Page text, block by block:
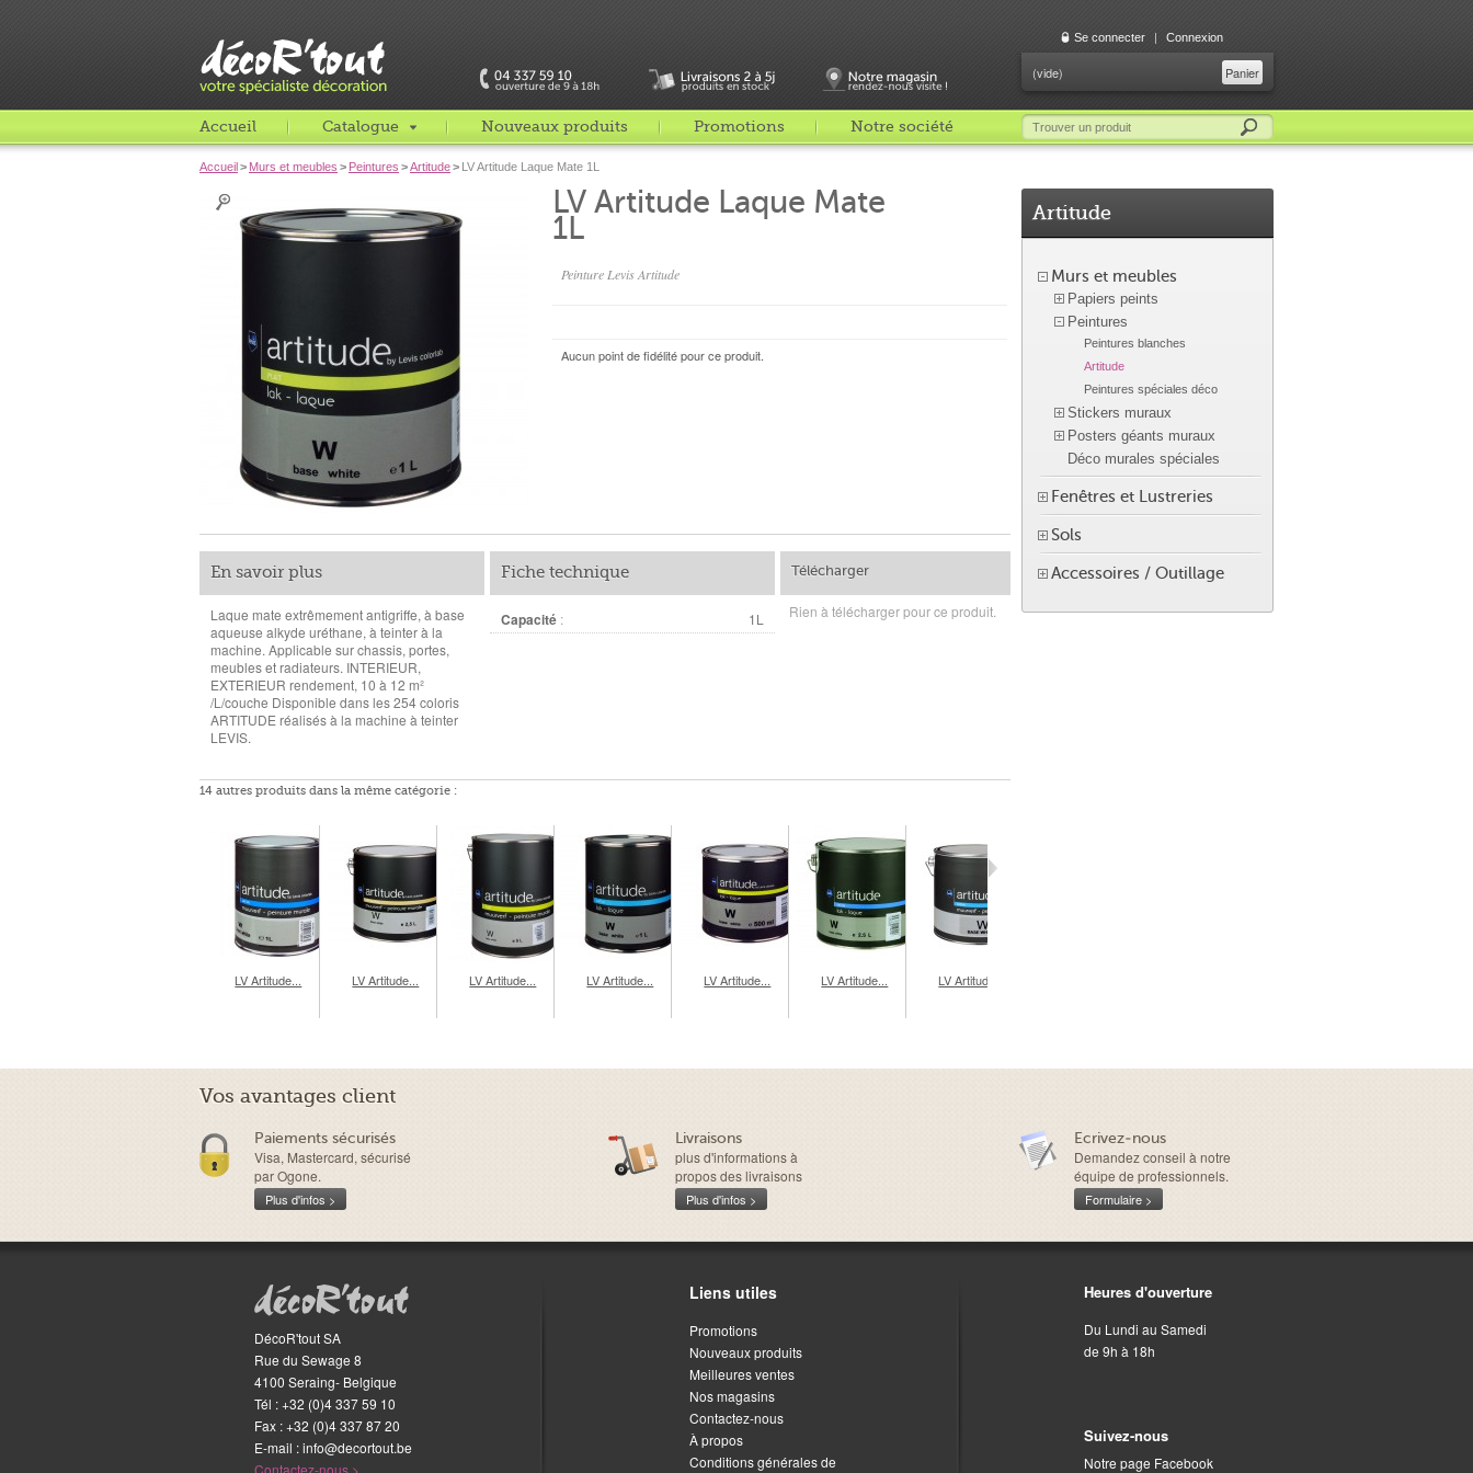
Se connecter | Connexion
Panier
(vide)
Accueil Catalogue Nouveaux produits Promotions Notre société
Accueil> Murs et meubles > Peintures >Artitude> LV Artitude Laque Mate 1L
LV Artitude Laque Mate
1L
Peinture Levis Artitude
Aucun point de fidélité pour ce produit.
En savoir plus
Laque mate extrêmement antigriffe, à base
aqueuse alkyde uréthane, à teinter à la
machine. Applicable sur chassis, portes,
meubles et radiateurs. INTERIEUR,
EXTERIEUR rendement, 10 à 12 m²
/L/couche Disponible dans les 254 coloris
ARTITUDE réalisés à la machine à teinter
LEVIS.
Fiche technique
Capacité : 1L
Télécharger
Rien à télécharger pour ce produit.
14 autres produits dans la même catégorie :
LV Artitude... LV Artitude... LV Artitude... LV Artitude... LV Artitude... LV Artitude... LV Artitude...
Artitude
Murs et meubles
Papiers peints
Peintures
Peintures blanches
Artitude
Peintures spéciales déco
Stickers muraux
Posters géants muraux
Déco murales spéciales
Fenêtres et Lustreries
Sols
Accessoires / Outillage
Vos avantages client
Paiements sécurisés
Visa, Mastercard, sécurisé
par Ogone.
Plus d'infos >
Livraisons
plus d'informations à
propos des livraisons
Plus d'infos >
Ecrivez-nous
Demandez conseil à notre
équipe de professionnels.
Formulaire >
DécoR'tout SA
Rue du Sewage 8
4100 Seraing- Belgique
Tél :+32 (0)4 337 59 10
Fax :+32 (0)4 337 87 20
E-mail :info@decortout.be
Contactez-nous >
Liens utiles
Promotions
Nouveaux produits
Meilleures ventes
Nos magasins
Contactez-nous
À propos
Conditions générales de
Heures d'ouverture
Du Lundi au Samedi
de 9h à 18h
Suivez-nous
Notre page Facebook